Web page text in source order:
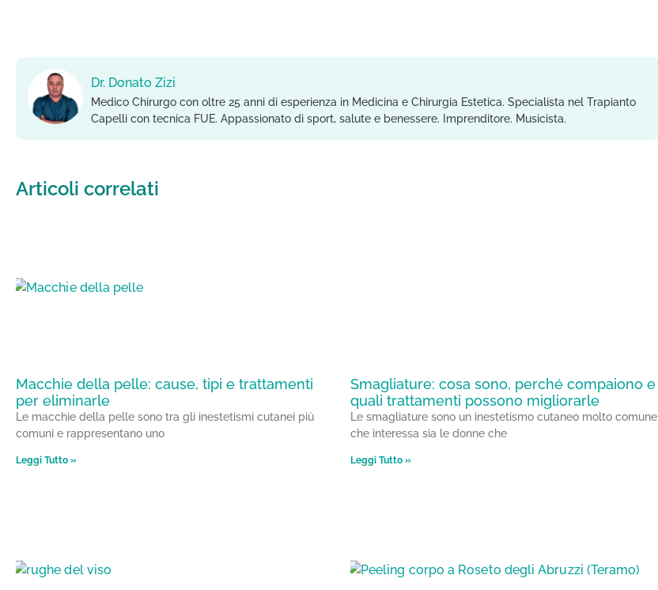
Dr. Donato Zizi
Medico Chirurgo con oltre 25 anni di esperienza in Medicina e Chirurgia Estetica. Specialista nel Trapianto
Capelli con tecnica FUE. Appassionato di sport, salute e benessere. Imprenditore. Musicista.
Articoli correlati
Macchie della pelle: cause, tipi e trattamenti
per eliminarle
Le macchie della pelle sono tra gli inestetismi cutanei più
comuni e rappresentano uno
Leggi Tutto »
Smagliature: cosa sono, perché compaiono e
quali trattamenti possono migliorarle
Le smagliature sono un inestetismo cutaneo molto comune
che interessa sia le donne che
Leggi Tutto »